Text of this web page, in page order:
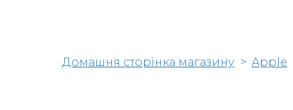
Домашня сторінка магазину Apple